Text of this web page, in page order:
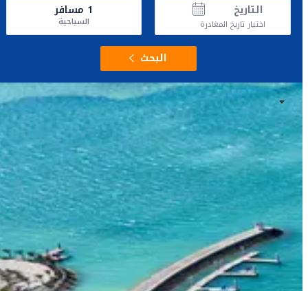
التاريخ
اختيار تاريخ المغادرة
1 مسافر
السياحية
البحث